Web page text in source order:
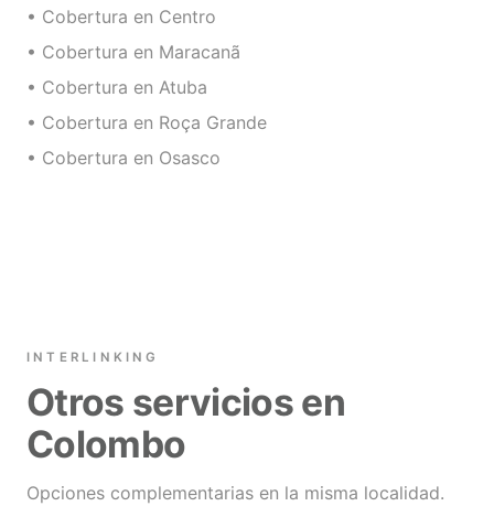
• Cobertura en Centro
• Cobertura en Maracanã
• Cobertura en Atuba
• Cobertura en Roça Grande
• Cobertura en Osasco
INTERLINKING
Otros servicios en
Colombo
Opciones complementarias en la misma localidad.